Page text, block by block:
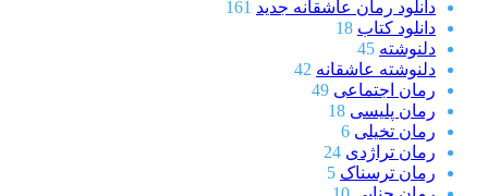
دانلود رمان عاشقانه جدید 161
دانلود کتاب 18
دلنوشته 45
دلنوشته عاشقانه 42
رمان اجتماعی 49
رمان پلیسی 18
رمان تخیلی 6
رمان تراژدی 24
رمان ترسناک 5